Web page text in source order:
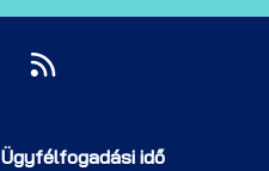
Ügyfélfogadási idő